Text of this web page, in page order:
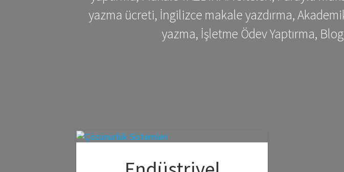
yazma ücreti, İngilizce makale yazdırma,
yazma, İşletme Ödev Yaptırma,